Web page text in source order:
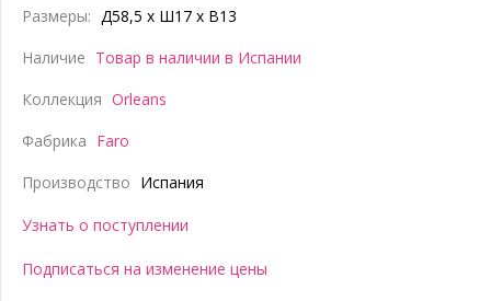
Размеры: Д58,5 x Ш17 x В13
Наличие Товар в наличии в Испании
Коллекция Orleans
Фабрика Faro
Производство Испания
Узнать о поступлении
Подписаться на изменение цены